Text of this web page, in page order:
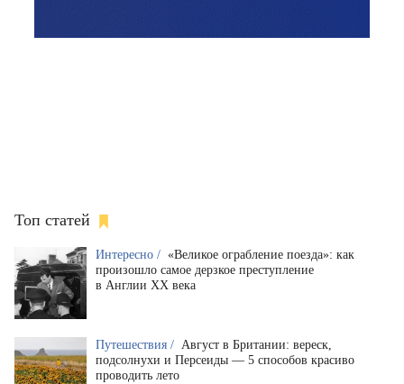
Топ статей
Интересно / «Великое ограбление поезда»: как
произошло самое дерзкое преступление
в Англии XX века
Путешествия / Август в Британии: вереск,
подсолнухи и Персеиды — 5 способов красиво
проводить лето